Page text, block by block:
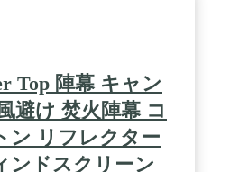
ウィンドスクリーンウォール
らの風の吹きこみを防いで、
のは活躍してくれます。 /
】この陣幕型ウインドスクリ
、火を安定に燃やさせるため
ちます。薪ストーブ、バーベ
グリル、焚き火台などに適し
料理をほこりから保護し、前
ウトドアでも暖かく過ごせま
証】本製品の溶接部分が改善
Top 陣幕 キャン
避け 焚火陣幕 コ
ン リフレクター
ンドスクリーン